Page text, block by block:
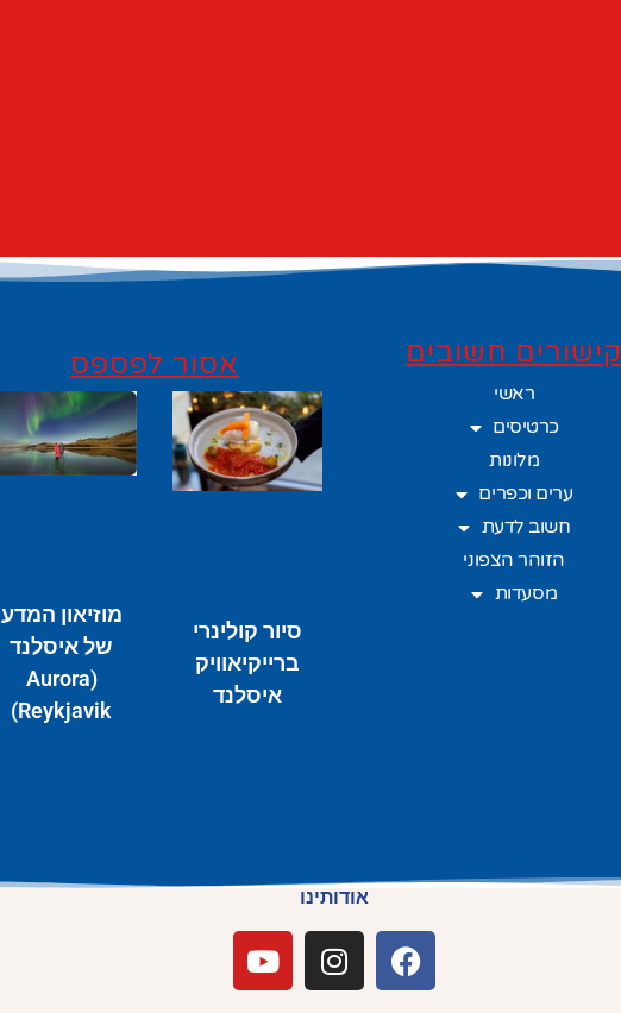
קישורים חשובים
ראשי
כרטיסים
מלונות
ערים וכפרים
חשוב לדעת
הזוהר הצפוני
מסעדות
אסור לפספס
סיור קולינרי
ברייקיאוויק
איסלנד
מוזיאון המדע
של איסלנד
(Aurora
Reykjavik)
אודותינו